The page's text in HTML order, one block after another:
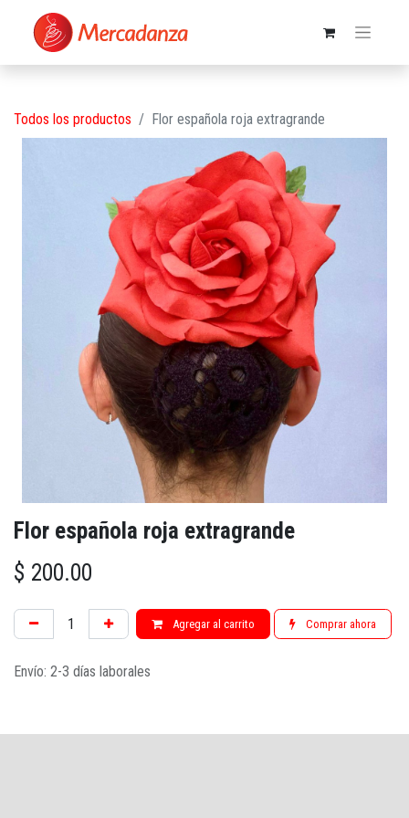
Todos los productos Flor española roja extragrande
Flor española roja extragrande
$ 200.00
Agregar al carrito Comprar ahora
Envío: 2-3 días laborales